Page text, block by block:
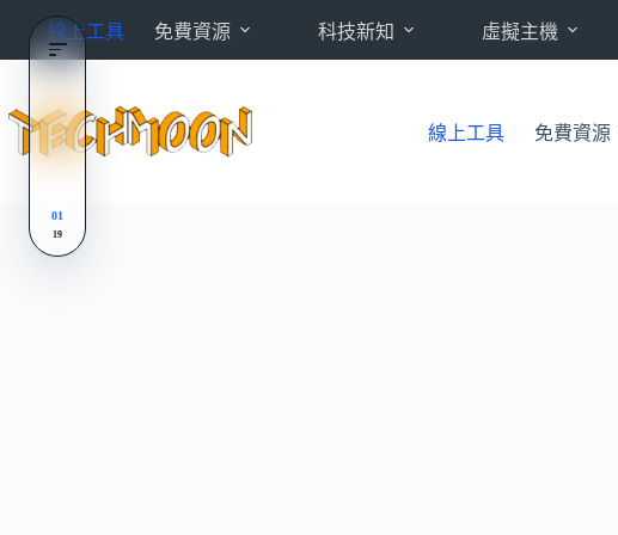
內
線上工具 免費資源 科技新知 虛擬主機
線上工具 免費資源
01
19